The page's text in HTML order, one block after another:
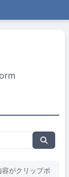
がクリップボ